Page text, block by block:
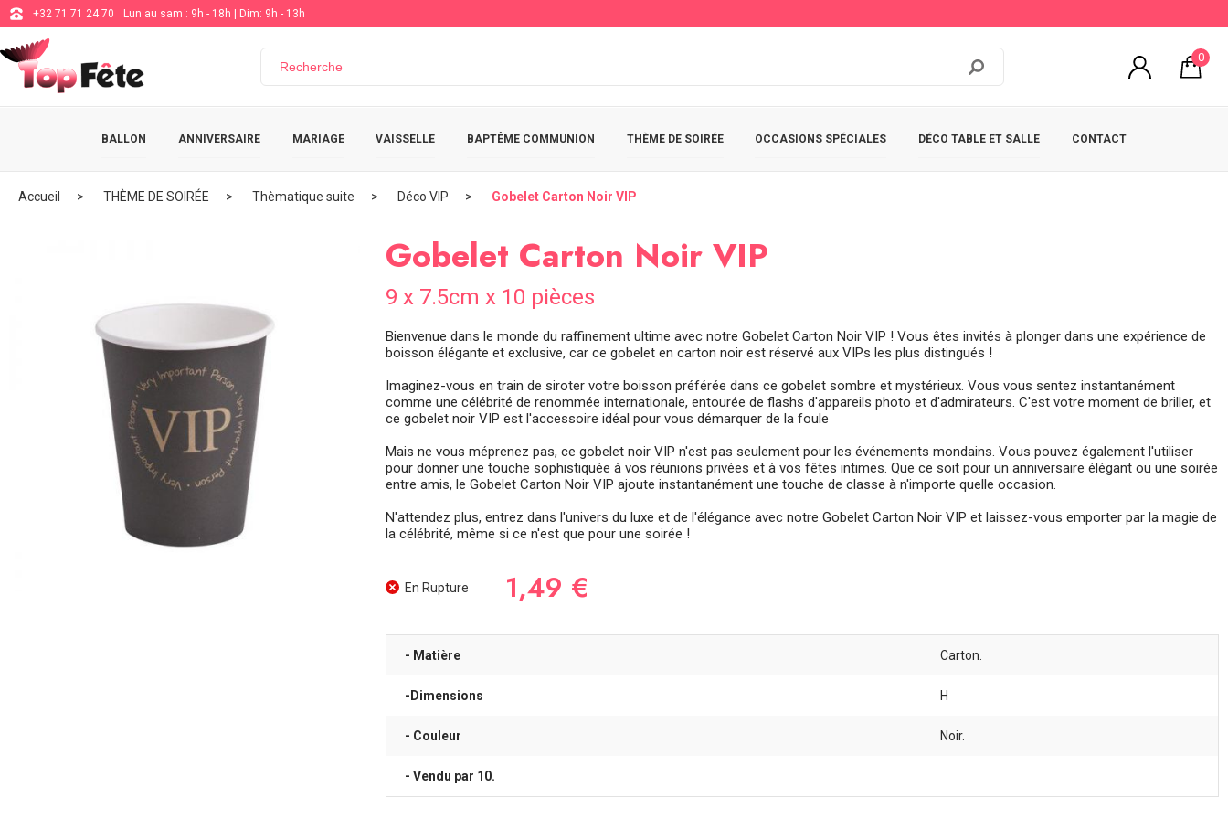
+32 71 71 24 70 Lun au sam : 9h - 18h | Dim: 9h - 13h
0
BALLON ANNIVERSAIRE MARIAGE VAISSELLE BAPTÊME COMMUNION THÈME DE SOIRÉE OCCASIONS SPÉCIALES DÉCO TABLE ET SALLE CONTACT
Accueil THÈME DE SOIRÉE Thèmatique suite Déco VIP Gobelet Carton Noir VIP
Gobelet Carton Noir VIP
9 x 7.5cm x 10 pièces
Bienvenue dans le monde du raffinement ultime avec notre Gobelet Carton Noir VIP ! Vous êtes invités à plonger dans une expérience de
boisson élégante et exclusive, car ce gobelet en carton noir est réservé aux VIPs les plus distingués !
Imaginez-vous en train de siroter votre boisson préférée dans ce gobelet sombre et mystérieux. Vous vous sentez instantanément
comme une célébrité de renommée internationale, entourée de flashs d'appareils photo et d'admirateurs. C'est votre moment de briller, et
ce gobelet noir VIP est l'accessoire idéal pour vous démarquer de la foule
Mais ne vous méprenez pas, ce gobelet noir VIP n'est pas seulement pour les événements mondains. Vous pouvez également l'utiliser
pour donner une touche sophistiquée à vos réunions privées et à vos fêtes intimes. Que ce soit pour un anniversaire élégant ou une soirée
entre amis, le Gobelet Carton Noir VIP ajoute instantanément une touche de classe à n'importe quelle occasion.
N'attendez plus, entrez dans l'univers du luxe et de l'élégance avec notre Gobelet Carton Noir VIP et laissez-vous emporter par la magie de
la célébrité, même si ce n'est que pour une soirée !
En Rupture 1,49 €
- Matière Carton.
-Dimensions H
- Couleur Noir.
- Vendu par 10.